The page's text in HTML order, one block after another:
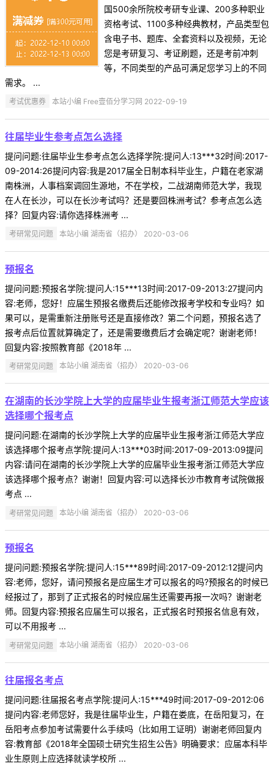
国500余所院校考研专业课、200多种职业
资格考试、1100多种经典教材，产品类型包
含电子书、题库、全套资料以及视频，无论
您是考研复习、考证刷题，还是考前冲刺
等，不同类型的产品可满足您学习上的不同
需求。 ...
考试优惠券 本站小编 Free壹佰分学习网 2022-09-19
往届毕业生参考点怎么选择
提问问题:往届毕业生参考点怎么选择学院:提问人:13***32时间:2017-
09-2014:26提问内容:我是2017届全日制本科毕业生，户籍在老家湖
南株洲，人事档案调回生源地，不在学校，二战湖南师范大学，我现
在人在长沙，可以在长沙考试吗？还是要回株洲考试？参考点怎么选
择？回复内容:请你选择株洲考 ...
考研常见问题 本站小编 湖南省（招办） 2020-03-06
预报名
提问问题:预报名学院:提问人:15***13时间:2017-09-2013:27提问内
容:老师，您好！应届生预报名缴费后还能修改报考学校和专业吗？如
果可以，是需重新注册账号还是直接修改？第二个问题，预报名选了
报考点后位置就算确定了，还是需要缴费后才会确定呢？谢谢老师！
回复内容:按照教育部《2018年 ...
考研常见问题 本站小编 湖南省（招办） 2020-03-06
在湖南的长沙学院上大学的应届毕业生报考浙江师范大学应该
选择哪个报考点
提问问题:在湖南的长沙学院上大学的应届毕业生报考浙江师范大学应
该选择哪个报考点学院:提问人:13***03时间:2017-09-2013:09提问
内容:请问在湖南的长沙学院上大学的应届毕业生报考浙江师范大学应
该选择哪个报考点？谢谢！回复内容:可以选择长沙市教育考试院做报
考点 ...
考研常见问题 本站小编 湖南省（招办） 2020-03-06
预报名
提问问题:预报名学院:提问人:15***89时间:2017-09-2012:12提问内
容:老师，您好，请问预报名是应届生才可以报名的吗?预报名的时候已
经报过了，那到了正式报名的时候应届生还需要再报一次吗？谢谢老
师。回复内容:预报名应届生可以报名，正式报名时预报名信息有效，
可以不用报考 ...
考研常见问题 本站小编 湖南省（招办） 2020-03-06
往届报名考点
提问问题:往届报名考点学院:提问人:15***49时间:2017-09-2012:06
提问内容:老师您好，我是往届毕业生，户籍在娄底，在岳阳复习，在
岳阳考点参加考试需要什么手续吗（比如用工证明）谢谢老师回复内
容:教育部《2018年全国硕士研究生招生公告》明确要求：应届本科毕
业生原则上应选择就读学校所 ...